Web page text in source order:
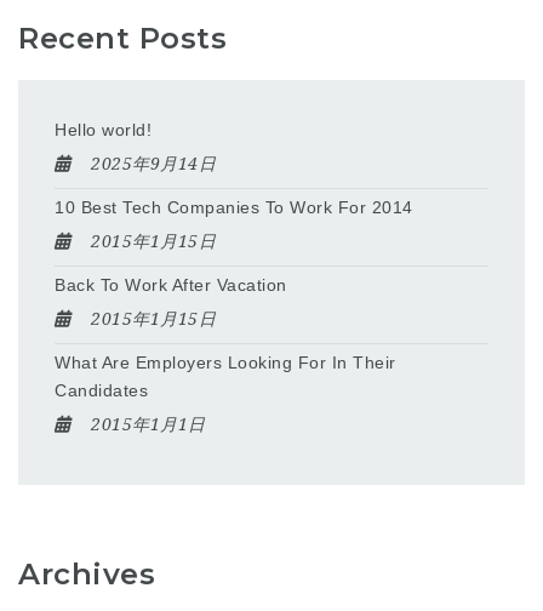
Recent Posts
Hello world!
2025年9月14日
10 Best Tech Companies To Work For 2014
2015年1月15日
Back To Work After Vacation
2015年1月15日
What Are Employers Looking For In Their
Candidates
2015年1月1日
Archives